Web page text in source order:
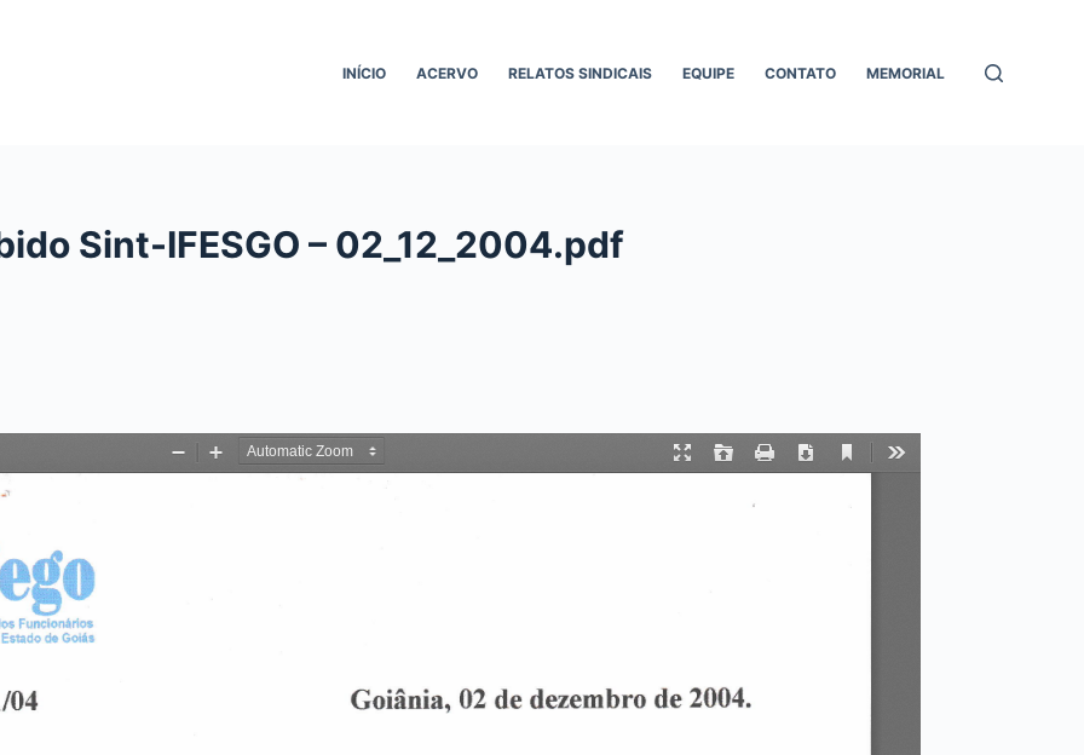
INÍCIO ACERVO RELATOS SINDICAIS EQUIPE CONTATO MEMORIAL
Sint-IFESGO – 02_12_2004.pdf